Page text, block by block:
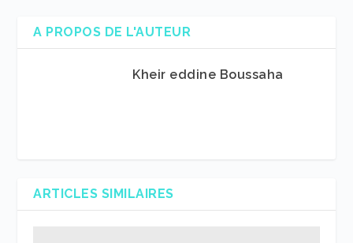
A PROPOS DE L'AUTEUR
Kheir eddine Boussaha
ARTICLES SIMILAIRES